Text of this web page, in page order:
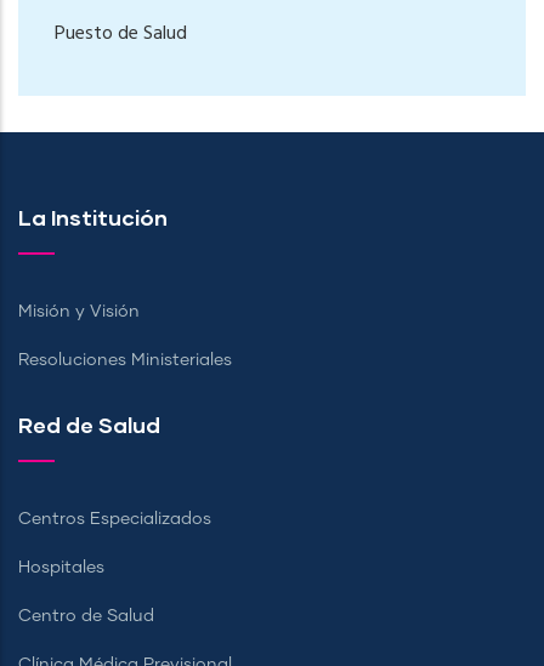
Puesto de Salud
La Institución
Misión y Visión
Resoluciones Ministeriales
Red de Salud
Centros Especializados
Hospitales
Centro de Salud